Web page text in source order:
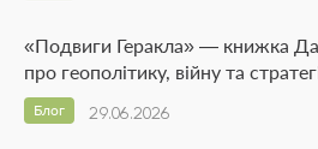
«Подвиги Геракла» — книжка
про геополітику, війну та
29.06.2026
Блог